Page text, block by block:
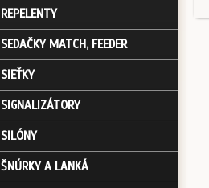
REPELENTY
SEDAČKY MATCH, FEEDER
SIEŤKY
SIGNALIZÁTORY
SILÓNY
ŠNÚRKY A LANKÁ